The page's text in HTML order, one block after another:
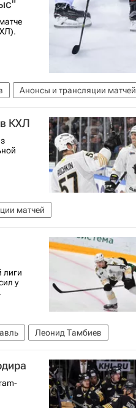
Анонсы и трансляции матчей
Барыс
Тайс Томпсон
КХЛ
матчей
лиги
у
Леонид Тамбиев